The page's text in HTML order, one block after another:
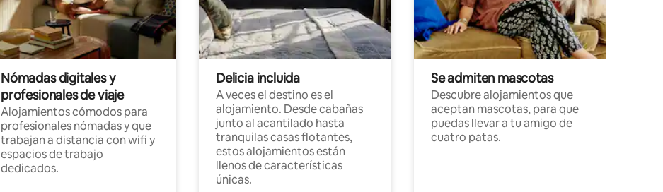
Nómadas digitales y
profesionales de viaje
Alojamientos cómodos para
profesionales nómadas y que
trabajan a distancia con wifi y
espacios de trabajo
dedicados.
Delicia incluida
A veces el destino es el
alojamiento. Desde cabañas
junto al acantilado hasta
tranquilas casas flotantes,
estos alojamientos están
llenos de características
únicas.
Se admiten mascotas
Descubre alojamientos que
aceptan mascotas, para que
puedas llevar a tu amigo de
cuatro patas.